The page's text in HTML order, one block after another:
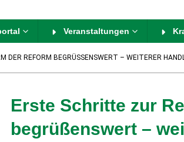
Veranstaltungen
DER REFORM BEGRÜSSENSWERT – WEITERER
Erste Schritte zur
begrüßenswert –